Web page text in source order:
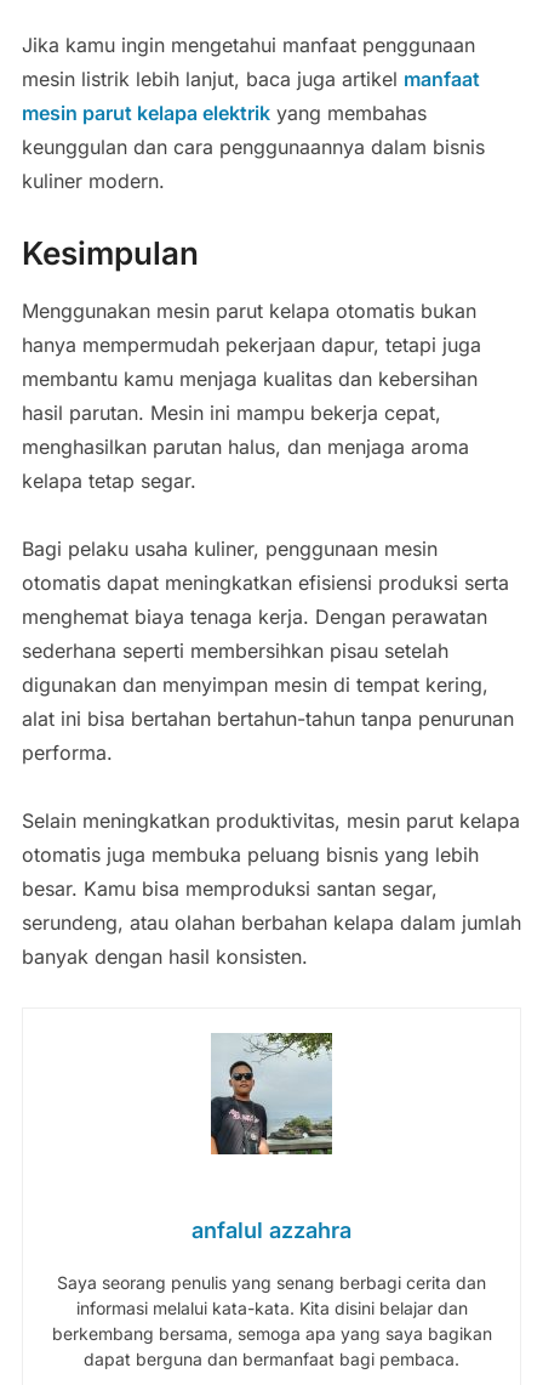
Jika kamu ingin mengetahui manfaat penggunaan
mesin listrik lebih lanjut, baca juga artikel manfaat
mesin parut kelapa elektrikyang membahas
keunggulan dan cara penggunaannya dalam bisnis
kuliner modern.
Kesimpulan
Menggunakan mesin parut kelapa otomatis bukan
hanya mempermudah pekerjaan dapur, tetapi juga
membantu kamu menjaga kualitas dan kebersihan
hasil parutan. Mesin ini mampu bekerja cepat,
menghasilkan parutan halus, dan menjaga aroma
kelapa tetap segar.
Bagi pelaku usaha kuliner, penggunaan mesin
otomatis dapat meningkatkan efisiensi produksi serta
menghemat biaya tenaga kerja. Dengan perawatan
sederhana seperti membersihkan pisau setelah
digunakan dan menyimpan mesin di tempat kering,
alat ini bisa bertahan bertahun-tahun tanpa penurunan
performa.
Selain meningkatkan produktivitas, mesin parut kelapa
otomatis juga membuka peluang bisnis yang lebih
besar. Kamu bisa memproduksi santan segar,
serundeng, atau olahan berbahan kelapa dalam jumlah
banyak dengan hasil konsisten.
anfalul azzahra
Saya seorang penulis yang senang berbagi cerita dan
informasi melalui kata-kata. Kita disini belajar dan
berkembang bersama, semoga apa yang saya bagikan
dapat berguna dan bermanfaat bagi pembaca.